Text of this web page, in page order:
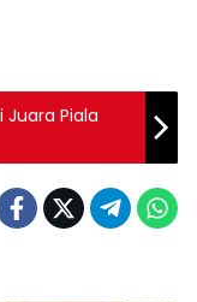
Juara Piala